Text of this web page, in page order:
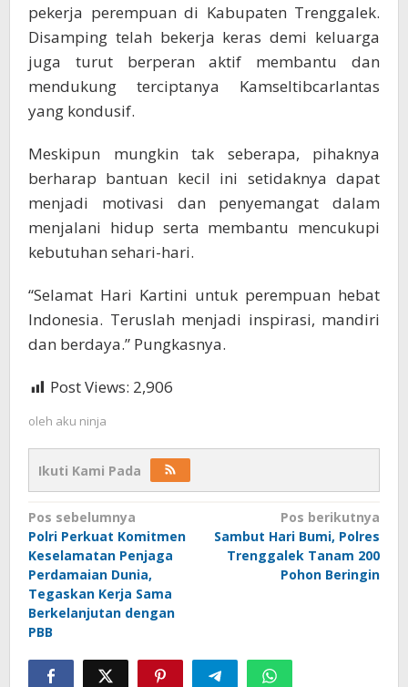
pekerja perempuan di Kabupaten Trenggalek.
Disamping telah bekerja keras demi keluarga
juga turut berperan aktif membantu dan
mendukung terciptanya Kamseltibcarlantas
yang kondusif.
Meskipun mungkin tak seberapa, pihaknya
berharap bantuan kecil ini setidaknya dapat
menjadi motivasi dan penyemangat dalam
menjalani hidup serta membantu mencukupi
kebutuhan sehari-hari.
“Selamat Hari Kartini untuk perempuan hebat
Indonesia. Teruslah menjadi inspirasi, mandiri
dan berdaya.” Pungkasnya.
Post Views: 2,906
oleh aku ninja
Ikuti Kami Pada
Navigasi
pos
Pos sebelumnya
Polri Perkuat Komitmen
Keselamatan Penjaga
Perdamaian Dunia,
Tegaskan Kerja Sama
Berkelanjutan dengan
PBB
Pos berikutnya
Sambut Hari Bumi, Polres
Trenggalek Tanam 200
Pohon Beringin